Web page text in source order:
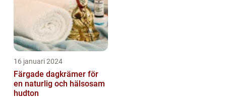
16 januari 2024
Färgade dagkrämer för
en naturlig och hälsosam
hudton